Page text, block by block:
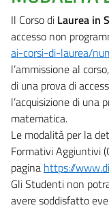
Il Corso di Laurea in
accesso non
ai-corsi-di-laurea/
l’ammissione al
di una prova di
l’acquisizione di una
matematica.
Le modalità per la
Formativi Aggiuntivi
pagina https://
Gli Studenti non
avere soddisfatto